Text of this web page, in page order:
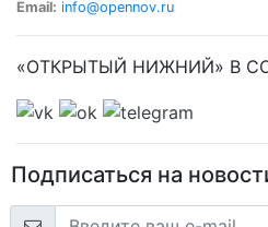
Email: info@opennov.ru
«ОТКРЫТЫЙ НИЖНИЙ» В
Подписаться на